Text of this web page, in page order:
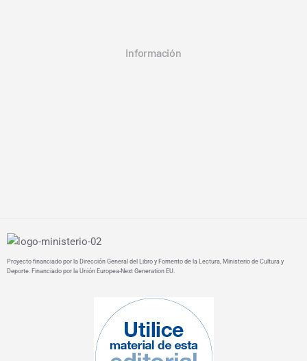
Información
Proyecto financiado por la Dirección General del Libro y Fomento de la Lectura, Ministerio de Cultura y
Deporte. Financiado por la Unión Europea-Next Generation EU.